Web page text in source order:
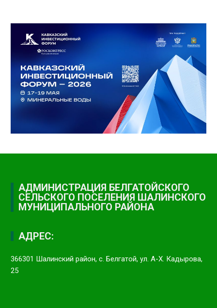
АДМИНИСТРАЦИЯ БЕЛГАТОЙСКОГО
СЕЛЬСКОГО ПОСЕЛЕНИЯ ШАЛИНСКОГО
МУНИЦИПАЛЬНОГО РАЙОНА
АДРЕС:
366301 Шалинский район, с. Белгатой, ул. А-Х. Кадырова,
25